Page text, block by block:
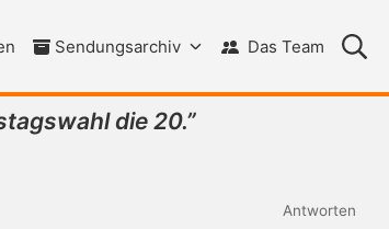
Sendungsarchiv Das Team
die 20.”
Antworten